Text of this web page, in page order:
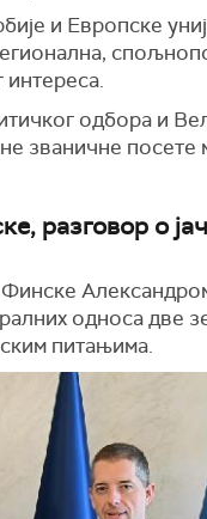
и Европске
интереса.
одбора и
званичне посете
разговор о
односа две
питањима.